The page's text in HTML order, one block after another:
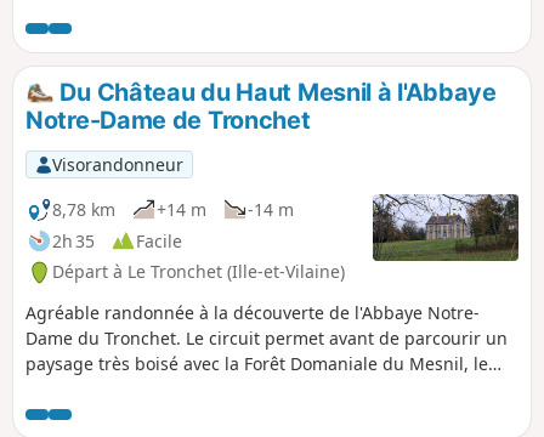
village Viking et du Mont Gareau, tombe mythique de
Gargantua.
Du Château du Haut Mesnil à l'Abbaye
Notre-Dame de Tronchet
Visorandonneur
8,78 km
+14 m
-14 m
2h 35
Facile
Départ à Le Tronchet (Ille-et-Vilaine)
Agréable randonnée à la découverte de l'Abbaye Notre-
Dame du Tronchet. Le circuit permet avant de parcourir un
paysage très boisé avec la Forêt Domaniale du Mesnil, le
Mireloup. C'est un circuit très nature et culturel.